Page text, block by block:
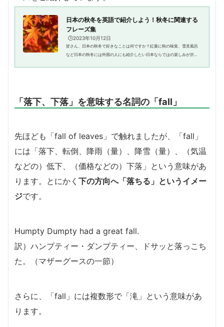
日本の秋冬を英語で紹介しよう！秋冬に関連する
フレーズ集
🕒️2023年10月12日
皆さん、日本の秋冬で好きなことは何ですか？紅葉に秋の味覚、雪見風呂
など日本の秋冬には外国の人にも紹介したい日本ならではの楽しみが沢山
「落下、下落」を意味する名詞の「fall」
先ほども「fall of leaves」で触れましたが、「fall」
には「落下、転倒、降雨（量）、降雪（量）、（気温
などの）低下、（価格などの）下落」という意味があ
ります。とにかく 下の方向へ「落ちる」というイメー
ジです。
Humpty Dumpty had a great fall.
訳）ハンプティー・ダンプティー、ドサッと落っこち
た。（マザーグースの一節）
さらに、「fall」には複数形で「滝」という意味があ
ります。